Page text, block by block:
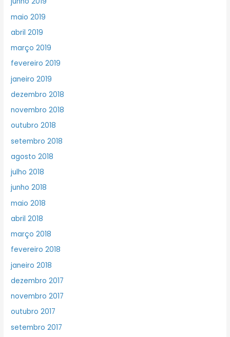
maio 2019
abril 2019
março 2019
fevereiro 2019
janeiro 2019
dezembro 2018
novembro 2018
outubro 2018
setembro 2018
agosto 2018
julho 2018
junho 2018
maio 2018
abril 2018
março 2018
fevereiro 2018
janeiro 2018
dezembro 2017
novembro 2017
outubro 2017
setembro 2017